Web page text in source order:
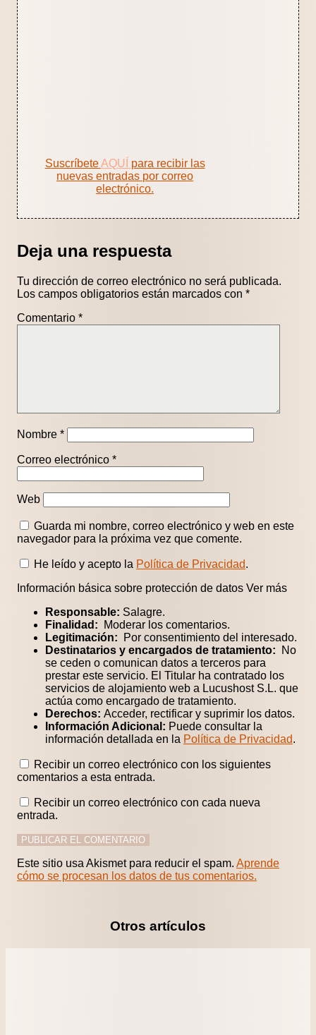
SuscríbeteAQUÍ para recibir las
nuevas entradas por correo
electrónico.
Deja una respuesta
Tu dirección de correo electrónico no será publicada.
Los campos obligatorios están marcados con *
Comentario *
Nombre *
Correo electrónico *
Web
Guarda mi nombre, correo electrónico y web en este
navegador para la próxima vez que comente.
He leído y acepto la Política de Privacidad.
Información básica sobre protección de datos Ver más
Responsable: Salagre.
Finalidad: Moderar los comentarios.
Legitimación: Por consentimiento del interesado.
Destinatarios y encargados de tratamiento: No
se ceden o comunican datos a terceros para
prestar este servicio. El Titular ha contratado los
servicios de alojamiento web a Lucushost S.L. que
actúa como encargado de tratamiento.
Derechos: Acceder, rectificar y suprimir los datos.
Información Adicional: Puede consultar la
información detallada en la Política de Privacidad.
Recibir un correo electrónico con los siguientes
comentarios a esta entrada.
Recibir un correo electrónico con cada nueva
entrada.
Este sitio usa Akismet para reducir el spam. Aprende
cómo se procesan los datos de tus comentarios.
Otros artículos